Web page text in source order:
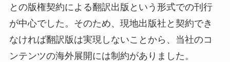
との版権契約による翻訳出版という形式での刊行
が中心でした。そのため、現地出版社と契約でき
なければ翻訳版は実現しないことから、当社のコ
ンテンツの海外展開には制約がありました。